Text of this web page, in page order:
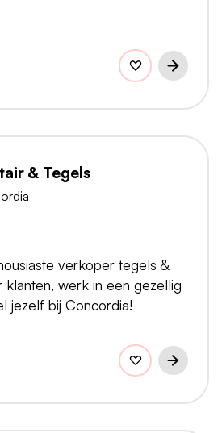
& Tegels
verkoper tegels &
klanten, werk in een gezellig
jezelf bij Concordia!